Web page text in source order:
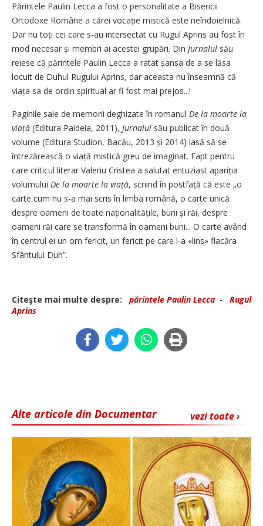
Părintele Paulin Lecca a fost o personalitate a Bisericii
Ortodoxe Române a cărei vocație mistică este neîndoielnică.
Dar nu toți cei care s-au intersectat cu Rugul Aprins au fost în
mod necesar și membri ai acestei grupări. Din Jurnalul său
reiese că părintele Paulin Lecca a ratat șansa de a se lăsa
locuit de Duhul Rugului Aprins, dar aceasta nu înseamnă că
viața sa de ordin spiritual ar fi fost mai prejos...!
Paginile sale de memorii deghizate în romanul De la moarte la
viață (Editura Paideia, 2011), Jurnalul său publicat în două
volume (Editura Studion, Bacău, 2013 și 2014) lasă să se
întrezărească o viață mistică greu de imaginat. Fapt pentru
care criticul literar Valeriu Cristea a salutat entuziast apariția
volumului De la moarte la viață, scriind în postfață că este „o
carte cum nu s-a mai scris în limba română, o carte unică
despre oameni de toate naționalitățile, buni și răi, despre
oameni răi care se transformă în oameni buni... O carte având
în centrul ei un om fericit, un fericit pe care l-a «lins» flacăra
Sfântului Duh”.
Citeşte mai multe despre: părintele Paulin Lecca - Rugul
Aprins
vezi toate ›
Alte articole din Documentar